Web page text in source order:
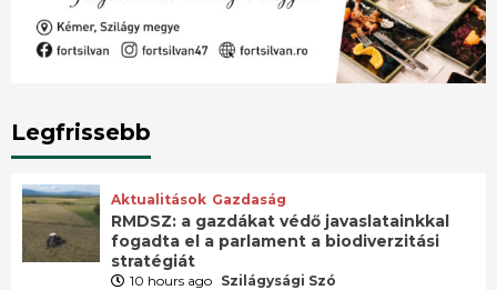
Legfrissebb
Aktualitások Gazdaság
RMDSZ: a gazdákat védő javaslatainkkal
fogadta el a parlament a biodiverzitási
stratégiát
10 hours ago Szilágysági Szó